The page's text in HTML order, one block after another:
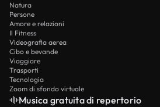
Natura
Persone
Amore e relazioni
Il Fitness
Videografia aerea
Cibo e bevande
Viaggiare
Trasporti
Tecnologia
Zoom di sfondo virtuale
Musica gratuita di repertorio